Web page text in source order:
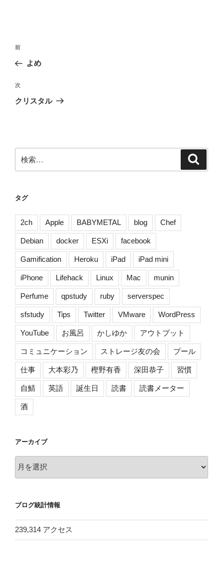
投
ナ
ビ
ゲ
ン
前
の
稿
前
よめ
次
の
次
クリスタル
索:
タグ
2ch Apple BABYMETAL blog Chef
Debian docker ESXi facebook
Gamification Heroku iPad iPad mini
iPhone Lifehack Linux Mac munin
Perfume qpstudy ruby serverspec
sfstudy Tips Twitter VMware WordPress
YouTube お風呂 かしゆか アウトプット
コミュニケーション ストレージ友の会 プール
仕事 大本彩乃 樫野有香 深田恭子 習慣
自鯖 英語 誕生日 読書 読書メーター
酒
アーカイブ
ー
ブ
ブログ統計情報
239,314 アクセス